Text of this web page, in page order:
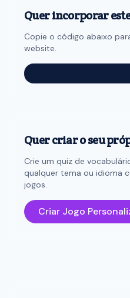
Quer incorporar
Copie o código abaixo
website.
Quer criar o seu
Crie um quiz de
qualquer tema ou idioma
jogos.
Criar Jogo